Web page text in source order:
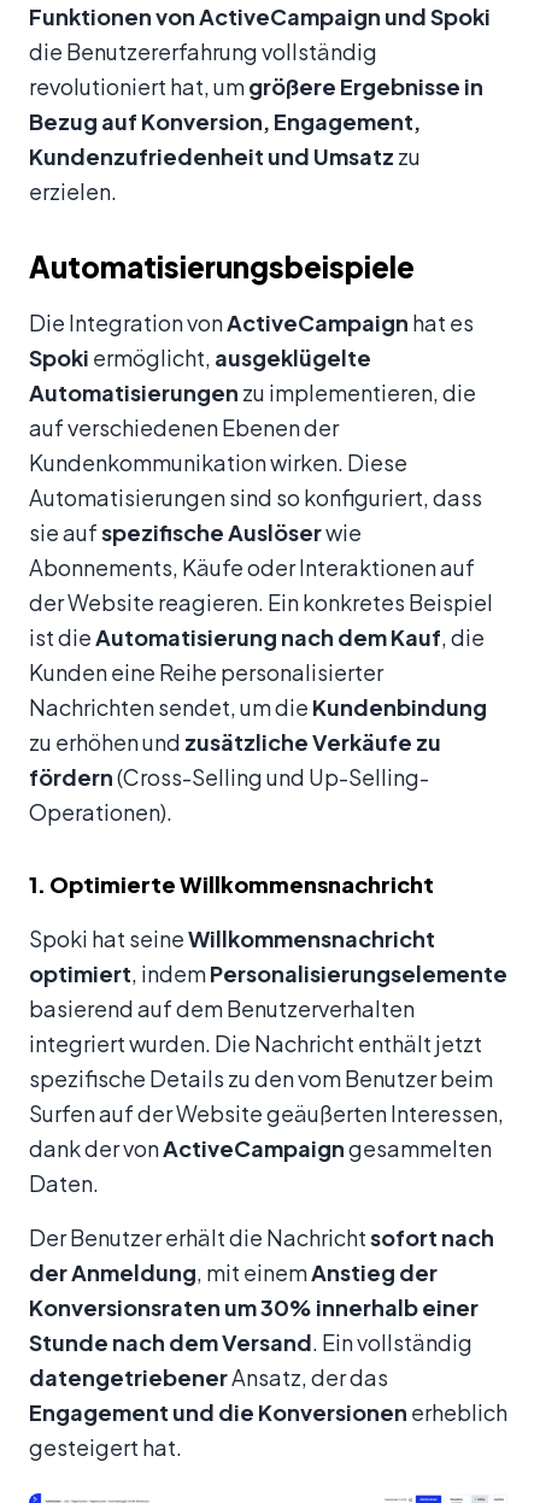
Funktionen vonActiveCampaign undSpoki
die Benutzererfahrung vollständig
revolutioniert hat, umgrößere Ergebnisse in
Bezug auf Konversion, Engagement,
Kundenzufriedenheit und Umsatz zu
erzielen.
Automatisierungsbeispiele
Die Integration vonActiveCampaign hat es
Spoki ermöglicht, ausgeklügelte
Automatisierungen zu implementieren, die
auf verschiedenen Ebenen der
Kundenkommunikation wirken. Diese
Automatisierungen sind so konfiguriert, dass
sie aufspezifische Auslöserwie
Abonnements, Käufe oder Interaktionen auf
der Website reagieren. Ein konkretes Beispiel
ist dieAutomatisierung nach dem Kauf, die
Kunden eine Reihe personalisierter
Nachrichten sendet, um die Kundenbindung
zu erhöhen und zusätzliche Verkäufe zu
fördern(Cross-Selling und Up-Selling-
Operationen).
1. Optimierte Willkommensnachricht
Spoki hat seineWillkommensnachricht
optimiert, indemPersonalisierungselemente
basierend auf dem Benutzerverhalten
integriert wurden. Die Nachricht enthält jetzt
spezifische Details zu den vom Benutzer beim
Surfen auf der Website geäußerten Interessen,
dank der vonActiveCampaigngesammelten
Daten.
Der Benutzer erhält die Nachrichtsofort nach
der Anmeldung, mit einemAnstieg der
Konversionsraten um 30% innerhalb einer
Stunde nach dem Versand. Ein vollständig
datengetriebenerAnsatz, der das
Engagement und die Konversionen erheblich
gesteigert hat.